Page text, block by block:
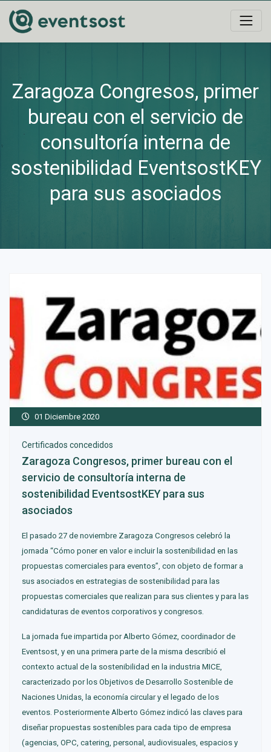
Zaragoza Congresos, primer
bureau con el servicio de
consultoría interna de
sostenibilidad EventsostKEY
para sus asociados
Certificados concedidos
01 Diciembre 2020
Zaragoza Congresos, primer bureau con el
servicio de consultoría interna de
sostenibilidad EventsostKEY para sus
asociados
El pasado 27 de noviembre Zaragoza Congresos celebró la
jornada “Cómo poner en valor e incluir la sostenibilidad en las
propuestas comerciales para eventos”, con objeto de formar a
sus asociados en estrategias de sostenibilidad para las
propuestas comerciales que realizan para sus clientes y para las
candidaturas de eventos corporativos y congresos.
La jornada fue impartida por Alberto Gómez, coordinador de
Eventsost, y en una primera parte de la misma describió el
contexto actual de la sostenibilidad en la industria MICE,
caracterizado por los Objetivos de Desarrollo Sostenible de
Naciones Unidas, la economía circular y el legado de los
eventos. Posteriormente Alberto Gómez indicó las claves para
diseñar propuestas sostenibles para cada tipo de empresa
(agencias, OPC, catering, personal, audiovisuales, espacios y